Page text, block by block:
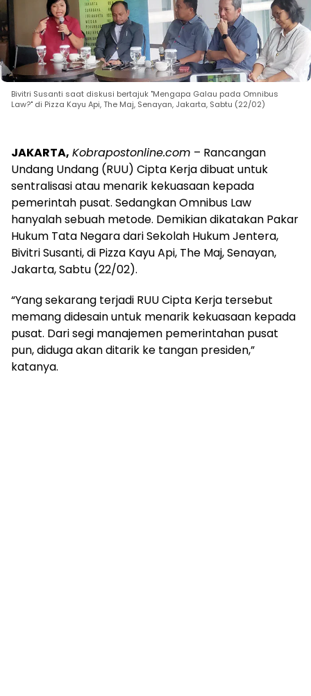
Bivitri Susanti saat diskusi bertajuk "Mengapa Galau pada Omnibus
Law?" di Pizza Kayu Api, The Maj, Senayan, Jakarta, Sabtu (22/02)
JAKARTA, Kobrapostonline.com – Rancangan
Undang Undang (RUU) Cipta Kerja dibuat untuk
sentralisasi atau menarik kekuasaan kepada
pemerintah pusat. Sedangkan Omnibus Law
hanyalah sebuah metode. Demikian dikatakan Pakar
Hukum Tata Negara dari Sekolah Hukum Jentera,
Bivitri Susanti, di Pizza Kayu Api, The Maj, Senayan,
Jakarta, Sabtu (22/02).
“Yang sekarang terjadi RUU Cipta Kerja tersebut
memang didesain untuk menarik kekuasaan kepada
pusat. Dari segi manajemen pemerintahan pusat
pun, diduga akan ditarik ke tangan presiden,”
katanya.